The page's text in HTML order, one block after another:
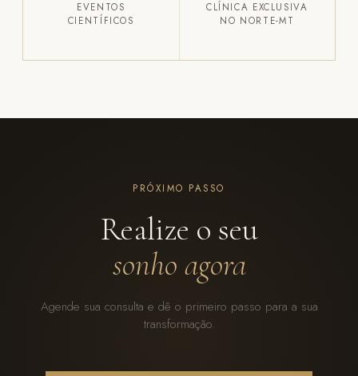
EVENTOS
CIENTÍFICOS
CLÍNICA EXCLUSIVA
NO NORTE-MT
PRÓXIMO PASSO
Realize o seu
sonho agora
Agende sua consulta e dê o primeiro passo para a sua
transformação.